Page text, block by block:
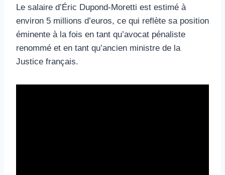
Le salaire d’Éric Dupond-Moretti est estimé à
environ 5 millions d’euros, ce qui reflète sa position
éminente à la fois en tant qu’avocat pénaliste
renommé et en tant qu’ancien ministre de la
Justice français.